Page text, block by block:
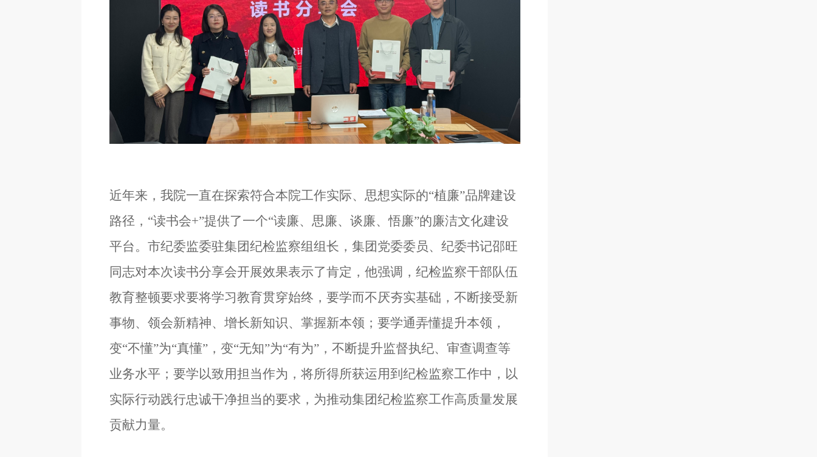
近年来，我院一直在探索符合本院工作实际、思想实际的“植廉”品牌建设
路径， “读书会+”提供了一个“读廉、思廉、谈廉、悟廉”的廉洁文化建设
平台。市纪委监委驻集团纪检监察组组长，集团党委委员、纪委书记邵旺
同志对本次读书分享会开展效果表示了肯定，他强调， 纪检监察干部队伍
教育整顿要求要将学习教育贯穿始终，要学而不厌夯实基础，不断接受新
事物、领会新精神、增长新知识、掌握新本领；要学通弄懂提升本领，
变“不懂”为“真懂”，变“无知”为“有为”，不断提升监督执纪、审查调查等
业务水平；要学以致用担当作为，将所得所获运用到纪检监察工作中，以
实际行动践行忠诚干净担当的要求，为推动集团纪检监察工作高质量发展
贡献力量。